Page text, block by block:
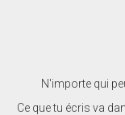
N'importe qui
Ce que tu écris va